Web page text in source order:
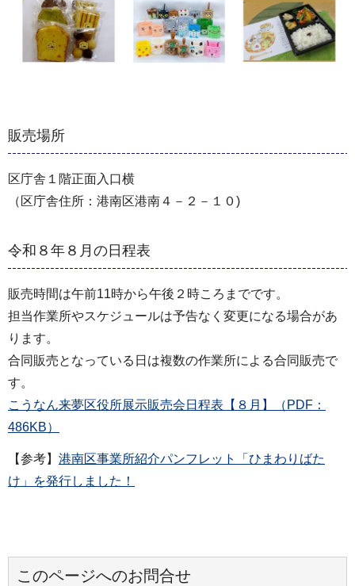
販売場所
区庁舎１階正面入口横
（区庁舎住所：港南区港南４－２－１０)
令和８年８月の日程表
販売時間は午前11時から午後２時ころまでです。
担当作業所やスケジュールは予告なく変更になる場合があ
ります。
合同販売となっている⽇は複数の作業所による合同販売で
す。
こうなん来夢区役所展示販売会日程表【８月】（PDF：
486KB）
【参考】 港南区事業所紹介パンフレット「ひまわりばた
け」を発行しました！
このページへのお問合せ